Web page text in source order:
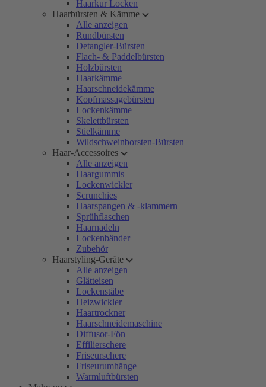
Haarkur Locken
Haarbürsten & Kämme
Alle anzeigen
Rundbürsten
Detangler-Bürsten
Flach- & Paddelbürsten
Holzbürsten
Haarkämme
Haarschneidekämme
Kopfmassagebürsten
Lockenkämme
Skelettbürsten
Stielkämme
Wildschweinborsten-Bürsten
Haar-Accessoires
Alle anzeigen
Haargummis
Lockenwickler
Scrunchies
Haarspangen & -klammern
Sprühflaschen
Haarnadeln
Lockenbänder
Zubehör
Haarstyling-Geräte
Alle anzeigen
Glätteisen
Lockenstäbe
Heizwickler
Haartrockner
Haarschneidemaschine
Diffusor-Fön
Effilierschere
Friseurschere
Friseurumhänge
Warmluftbürsten